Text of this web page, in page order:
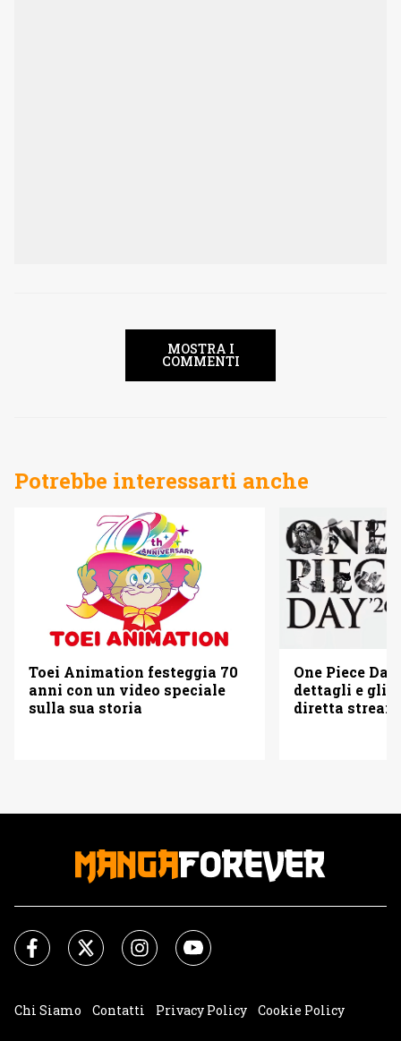
MOSTRA I
COMMENTI
Potrebbe interessarti anche
Toei Animation festeggia 70
anni con un video speciale
sulla sua storia
One Piece
dettagli e gli
diretta
Chi Siamo Contatti Privacy Policy
Cookie Policy